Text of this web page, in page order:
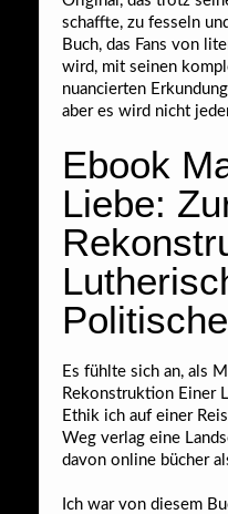
schaffte, zu fesseln
Buch, das Fans von
wird, mit seinen
nuancierten
aber es wird nicht
Ebook
Liebe:
Es fühlte sich an, als
Rekonstruktion Einer
Ethik ich auf einer
Weg verlag eine
davon online bücher
Ich war von diesem